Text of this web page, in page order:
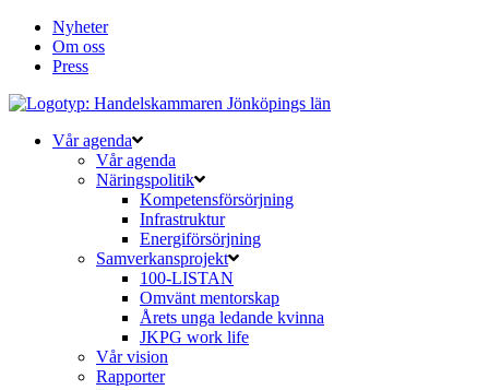
Nyheter
Om oss
Press
Vår agenda
Vår agenda
Näringspolitik
Kompetensförsörjning
Infrastruktur
Energiförsörjning
Samverkansprojekt
100-LISTAN
Omvänt mentorskap
Årets unga ledande kvinna
JKPG work life
Vår vision
Rapporter